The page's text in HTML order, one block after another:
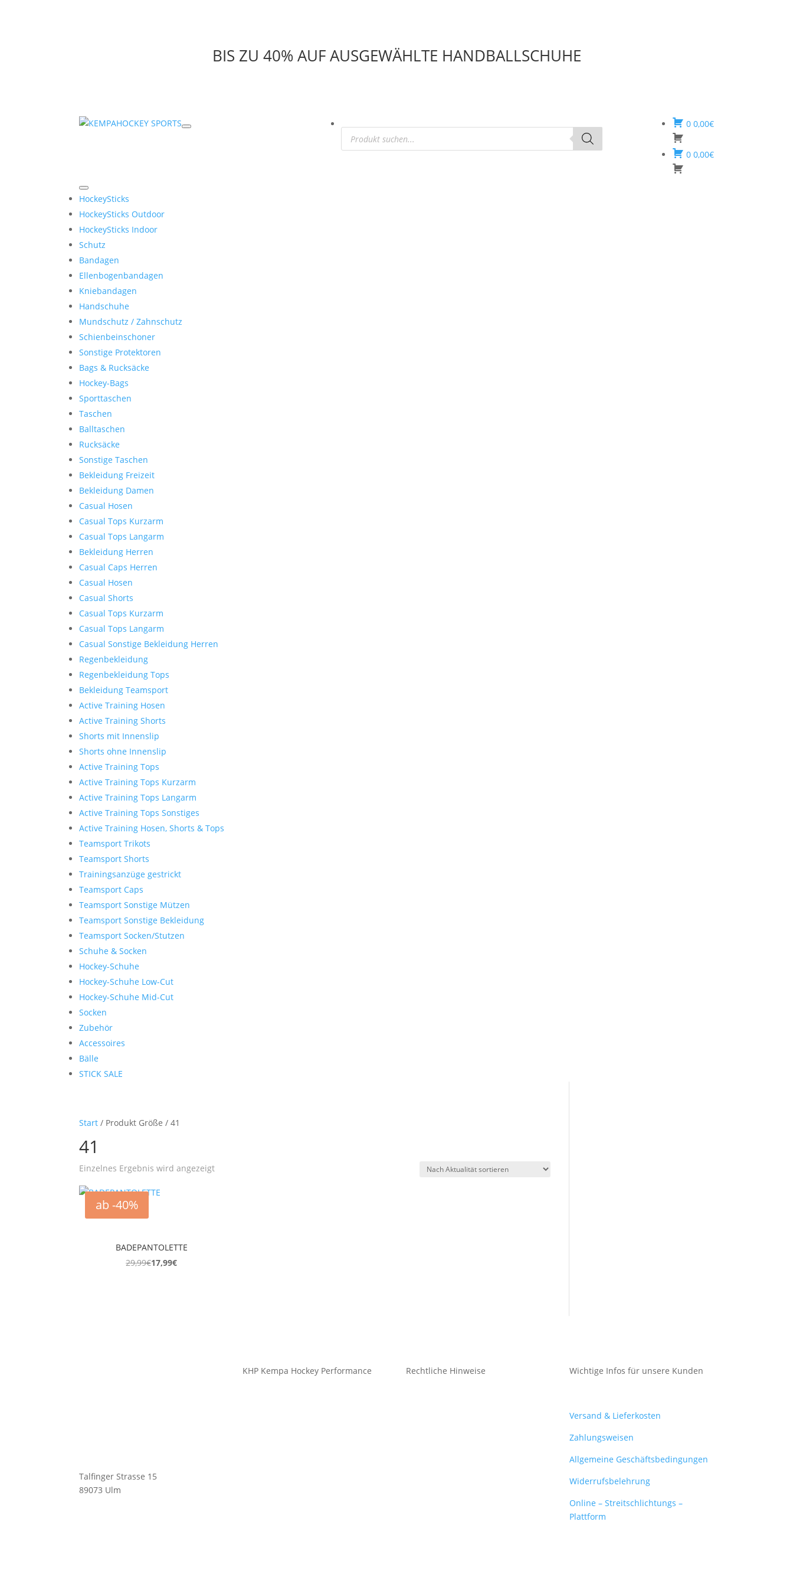
BIS ZU 40% AUF AUSGEWÄHLTE HANDBALLSCHUHE
Products
search
0 0,00€
0 0,00€
HockeySticks
HockeySticks Outdoor
HockeySticks Indoor
Schutz
Bandagen
Ellenbogenbandagen
Kniebandagen
Handschuhe
Mundschutz / Zahnschutz
Schienbeinschoner
Sonstige Protektoren
Bags & Rucksäcke
Hockey-Bags
Sporttaschen
Taschen
Balltaschen
Rucksäcke
Sonstige Taschen
Bekleidung Freizeit
Bekleidung Damen
Casual Hosen
Casual Tops Kurzarm
Casual Tops Langarm
Bekleidung Herren
Casual Caps Herren
Casual Hosen
Casual Shorts
Casual Tops Kurzarm
Casual Tops Langarm
Casual Sonstige Bekleidung Herren
Regenbekleidung
Regenbekleidung Tops
Bekleidung Teamsport
Active Training Hosen
Active Training Shorts
Shorts mit Innenslip
Shorts ohne Innenslip
Active Training Tops
Active Training Tops Kurzarm
Active Training Tops Langarm
Active Training Tops Sonstiges
Active Training Hosen, Shorts & Tops
Teamsport Trikots
Teamsport Shorts
Trainingsanzüge gestrickt
Teamsport Caps
Teamsport Sonstige Mützen
Teamsport Sonstige Bekleidung
Teamsport Socken/Stutzen
Schuhe & Socken
Hockey-Schuhe
Hockey-Schuhe Low-Cut
Hockey-Schuhe Mid-Cut
Socken
Zubehör
Accessoires
Bälle
STICK SALE
Start / Produkt Größe / 41
41
Einzelnes Ergebnis wird angezeigt
ab -40%
BADEPANTOLETTE
29,99€17,99€
Talfinger Strasse 15
89073 Ulm
KHP Kempa Hockey Performance Rechtliche Hinweise Wichtige Infos für unsere Kunden
Versand & Lieferkosten
Zahlungsweisen
Allgemeine Geschäftsbedingungen
Widerrufsbelehrung
Online – Streitschlichtungs –
Plattform